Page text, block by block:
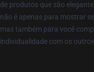
de produtos que são
não é apenas para mostrar
mas também para você
individualidade com os outros.